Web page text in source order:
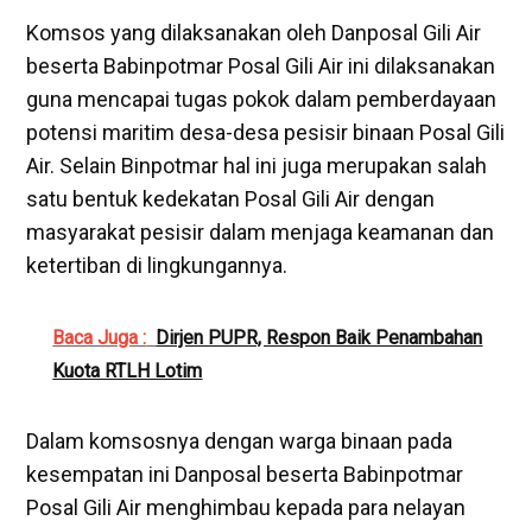
Komsos yang dilaksanakan oleh Danposal Gili Air
beserta Babinpotmar Posal Gili Air ini dilaksanakan
guna mencapai tugas pokok dalam pemberdayaan
potensi maritim desa-desa pesisir binaan Posal Gili
Air. Selain Binpotmar hal ini juga merupakan salah
satu bentuk kedekatan Posal Gili Air dengan
masyarakat pesisir dalam menjaga keamanan dan
ketertiban di lingkungannya.
Baca Juga : Dirjen PUPR, Respon Baik Penambahan
Kuota RTLH Lotim
Dalam komsosnya dengan warga binaan pada
kesempatan ini Danposal beserta Babinpotmar
Posal Gili Air menghimbau kepada para nelayan